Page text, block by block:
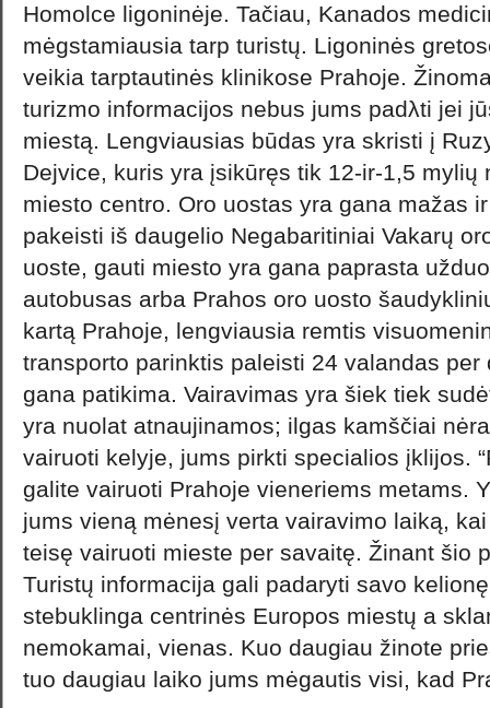
Homolce ligoninėje. Tačiau, Kanados
mėgstamiausia tarp turistų. Ligoninės
veikia tarptautinės klinikose Prahoje.
turizmo informacijos nebus jums padλti jei
miestą. Lengviausias būdas yra skristi į
Dejvice, kuris yra įsikūręs tik 12-ir-1,5 mylių
miesto centro. Oro uostas yra gana mažas
pakeisti iš daugelio Negabaritiniai Vakarų
uoste, gauti miesto yra gana paprasta
autobusas arba Prahos oro uosto
kartą Prahoje, lengviausia remtis
transporto parinktis paleisti 24 valandas per
gana patikima. Vairavimas yra šiek tiek
yra nuolat atnaujinamos; ilgas kamščiai
vairuoti kelyje, jums pirkti specialios įklijos.
galite vairuoti Prahoje vieneriems metams.
jums vieną mėnesį verta vairavimo laiką,
teisę vairuoti mieste per savaitę. Žinant šio
Turistų informacija gali padaryti savo
stebuklinga centrinės Europos miestų a
nemokamai, vienas. Kuo daugiau žinote
tuo daugiau laiko jums mėgautis visi, kad